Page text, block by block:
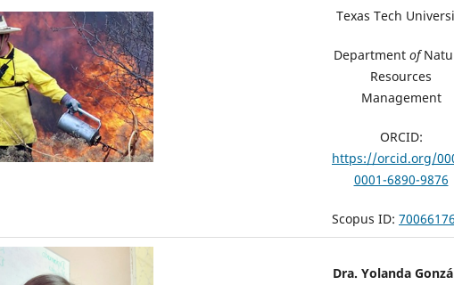
Texas Tech
Department of
Resources
Management
ORCID:
https://orcid.org/
0001-6890-9876
Scopus ID:
Dra. Yolanda